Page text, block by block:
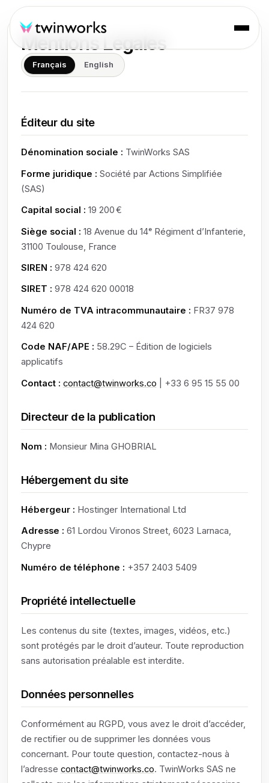
Mentions Légales
Français English
Éditeur du site
Dénomination sociale : TwinWorks SAS
Forme juridique : Société par Actions Simplifiée
(SAS)
Capital social : 19 200 €
Siège social : 18 Avenue du 14ᵉ Régiment d’Infanterie,
31100 Toulouse, France
SIREN : 978 424 620
SIRET : 978 424 620 00018
Numéro de TVA intracommunautaire : FR37 978
424 620
Code NAF/APE : 58.29C – Édition de logiciels
applicatifs
Contact : contact@twinworks.co | +33 6 95 15 55 00
Directeur de la publication
Nom : Monsieur Mina GHOBRIAL
Hébergement du site
Hébergeur : Hostinger International Ltd
Adresse : 61 Lordou Vironos Street, 6023 Larnaca,
Chypre
Numéro de téléphone : +357 2403 5409
Propriété intellectuelle
Les contenus du site (textes, images, vidéos, etc.)
sont protégés par le droit d’auteur. Toute reproduction
sans autorisation préalable est interdite.
Données personnelles
Conformément au RGPD, vous avez le droit d’accéder,
de rectifier ou de supprimer les données vous
concernant. Pour toute question, contactez-nous à
l’adresse contact@twinworks.co. TwinWorks SAS ne